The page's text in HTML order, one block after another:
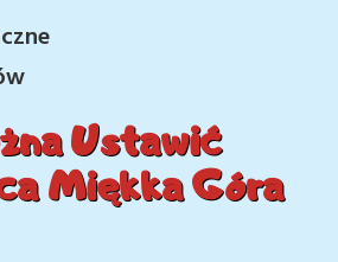
Ustawić
Miękka Góra